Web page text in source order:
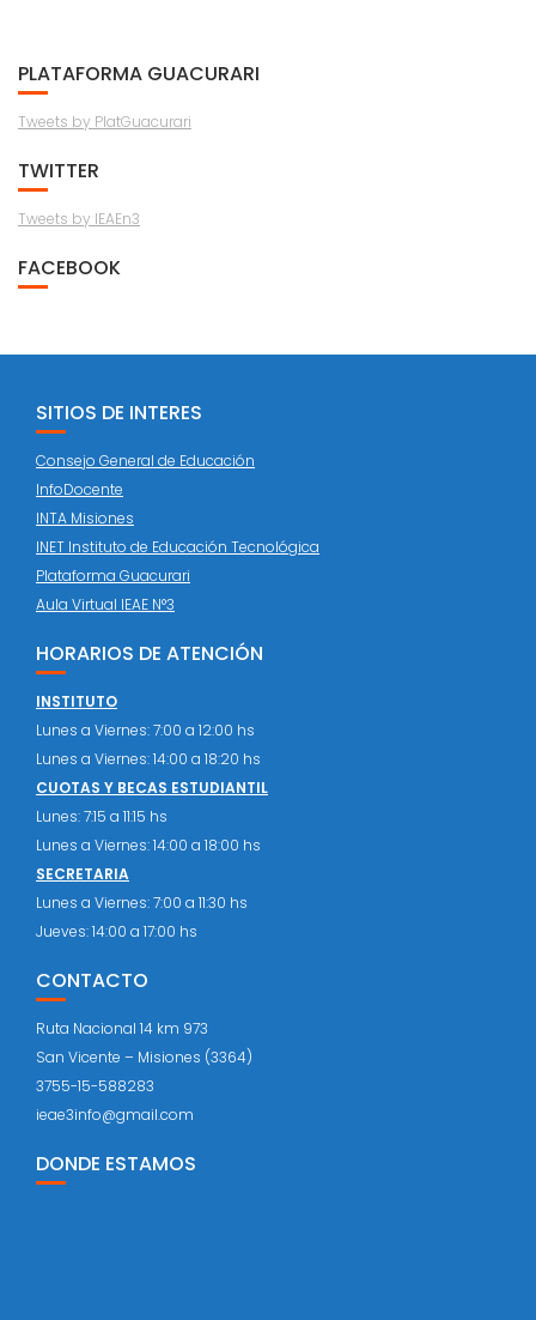
PLATAFORMA GUACURARI
Tweets by PlatGuacurari
TWITTER
Tweets by IEAEn3
FACEBOOK
SITIOS DE INTERES
Consejo General de Educación
InfoDocente
INTA Misiones
INET Instituto de Educación Tecnológica
Plataforma Guacurari
Aula Virtual IEAE N°3
HORARIOS DE ATENCIÓN
INSTITUTO
Lunes a Viernes: 7:00 a 12:00 hs
Lunes a Viernes: 14:00 a 18:20 hs
CUOTAS Y BECAS ESTUDIANTIL
Lunes: 7:15 a 11:15 hs
Lunes a Viernes: 14:00 a 18:00 hs
SECRETARIA
Lunes a Viernes: 7:00 a 11:30 hs
Jueves: 14:00 a 17:00 hs
CONTACTO
Ruta Nacional 14 km 973
San Vicente – Misiones (3364)
3755-15-588283
ieae3info@gmail.com
DONDE ESTAMOS